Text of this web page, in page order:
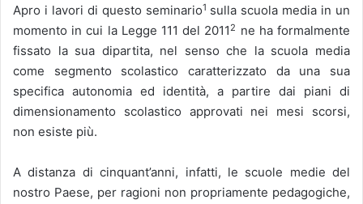
Apro i lavori di questo seminario1 sulla scuola media in un
momento in cui la Legge 111 del 20112 ne ha formalmente
fissato la sua dipartita, nel senso che la scuola media
come segmento scolastico caratterizzato da una sua
specifica autonomia ed identità, a partire dai piani di
dimensionamento scolastico approvati nei mesi scorsi,
non esiste più.
A distanza di cinquant’anni, infatti, le scuole medie del
nostro Paese, per ragioni non propriamente pedagogiche,